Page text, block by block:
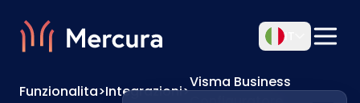
Funzionalita>Integrazioni>
Visma Business